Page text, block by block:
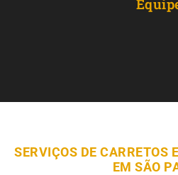
SERVIÇOS DE CARRETOS
EM SÃO